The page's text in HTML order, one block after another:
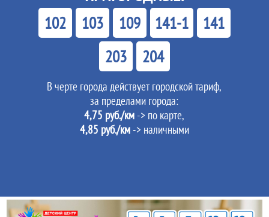
102 103 109 141-1
141
203
204
В черте города действует городской тариф,
за пределами города:
4,75 руб./км -> по карте,
4,85 руб./км-> наличными